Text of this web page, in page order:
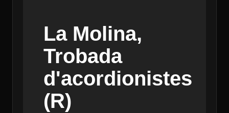
La Molina,
Trobada
d'acordionistes
(R)